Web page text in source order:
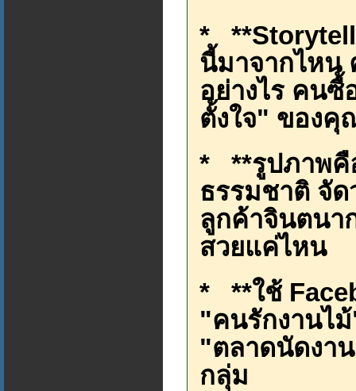
*
นี้มาจากไหน
อย่างไร คน
ตั้งใจ" ของคุ
* **รูปภาพคื
ธรรมชาติ จัด
ลูกค้าจินตนา
สวยแค่ไหน
* **ใช้
"คนรักงานไ
"ตลาดนัดงา
กลุ่ม